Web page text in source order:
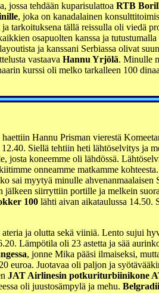
jossa tehdään kuparisulattoa RTB
, joka on kanadalainen
ja tarkoituksena tällä reissulla oli viedä
osapuolten kanssa ja
ja kanssani Serbiassa olivat
vastaava Hannu Yrjölä. Minulle
kurssi oli melko tarkalleen 100
Hannu Prisman vierestä
Siellä tehtiin heti lähtöselvitys ja
josta koneemme oli lähdössä.
onneamme matkamme
sai myytyä minulle ahvenanmaalaisen
jälkeen siirryttiin portille ja melkein
100 lähti aivan aikataulussa 14.50.
ja olutta sekä viiniä. Lento sujui
Lämpötila oli 23 astetta ja sää
, jonne Mika pääsi ilmaiseksi,
euroa. Juotavaa oli paljon ja
JAT Airlinesin potkuriturbiinikone
oli juustosämpylä ja mehu.